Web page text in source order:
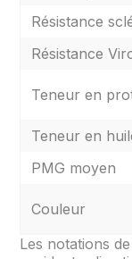
Résistance
Résistance
Teneur en
Teneur en
PMG moyen
Couleur
Les notations